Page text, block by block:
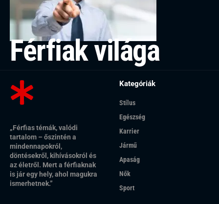
Férfiak világa
„Férfias témák, valódi
tartalom – őszintén a
mindennapokról,
döntésekről, kihívásokról és
az életről. Mert a férfiaknak
is jár egy hely, ahol magukra
ismerhetnek.”
Kategóriák
Stílus
Egészség
Karrier
Jármű
Apaság
Nők
Sport